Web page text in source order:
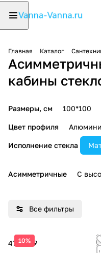
Главная Каталог
кабины
Размеры, см 100*100
Цвет профиля
Исполнение стекла
Асимметричные С
Все фильтры
10%
47 769 ₽